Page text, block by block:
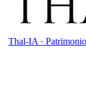
Thal-IA ·